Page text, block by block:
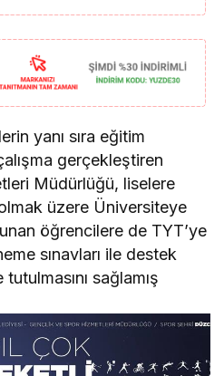
yanı sıra eğitim
gerçekleştiren
Müdürlüğü, liselere
üzere Üniversiteye
öğrencilere de TYT’ye
sınavları ile destek
sağlamış